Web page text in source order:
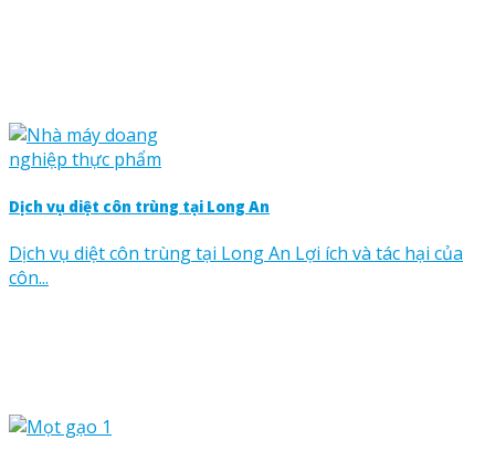
Dịch vụ diệt côn trùng tại Long An
Dịch vụ diệt côn trùng tại Long An Lợi ích và tác hại của
côn...